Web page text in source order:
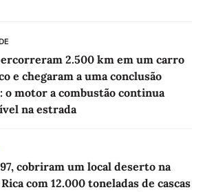
2.500 km em um carro
e chegaram a uma conclusão
motor a combustão continua
na estrada
cobriram um local deserto na
com 12.000 toneladas de cascas